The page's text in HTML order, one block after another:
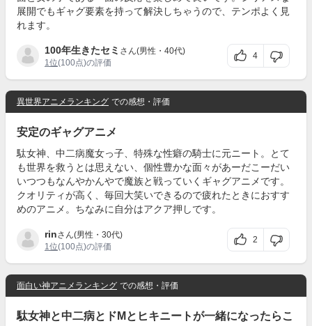
展開でもギャグ要素を持って解決しちゃうので、テンポよく見
れます。
100年生きたセミ さん(男性・40代)
1位(100点)の評価
4
異世界アニメランキング での感想・評価
安定のギャグアニメ
駄女神、中二病魔女っ子、特殊な性癖の騎士に元ニート。とて
も世界を救うとは思えない、個性豊かな面々があーだこーだい
いつつもなんやかんやで魔族と戦っていくギャグアニメです。
クオリティが高く、毎回大笑いできるので疲れたときにおすす
めのアニメ。ちなみに自分はアクア押しです。
rinさん(男性・30代)
1位(100点)の評価
2
面白い神アニメランキング での感想・評価
駄女神と中二病とドMとヒキニートが一緒になったらこ